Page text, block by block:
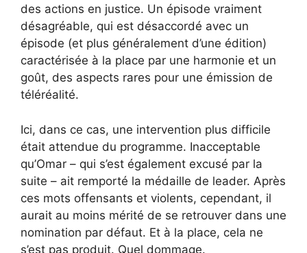
des actions en justice. Un épisode vraiment
désagréable, qui est désaccordé avec un
épisode (et plus généralement d’une édition)
caractérisée à la place par une harmonie et un
goût, des aspects rares pour une émission de
téléréalité.
Ici, dans ce cas, une intervention plus difficile
était attendue du programme. Inacceptable
qu’Omar – qui s’est également excusé par la
suite – ait remporté la médaille de leader. Après
ces mots offensants et violents, cependant, il
aurait au moins mérité de se retrouver dans une
nomination par défaut. Et à la place, cela ne
s’est pas produit. Quel dommage.